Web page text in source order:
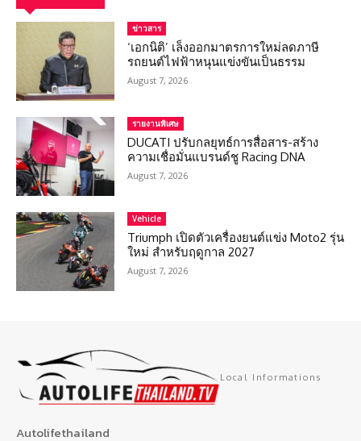
ข่าวสาร
‘เอกนิติ’ เล็งออกมาตรการใหม่ลดภาษี
รถยนต์ไฟฟ้าหนุนแข่งขันเป็นธรรม
August 7, 2026
รายงานพิเศษ
DUCATI ปรับกลยุทธ์การสื่อสาร-สร้าง
ความเชื่อมั่นแบรนด์ชู Racing DNA
August 7, 2026
Vehicle
Triumph เปิดตัวเครื่องยนต์แข่ง Moto2 รุ่น
ใหม่ สำหรับฤดูกาล 2027
August 7, 2026
Local Informations
Autolifethailand